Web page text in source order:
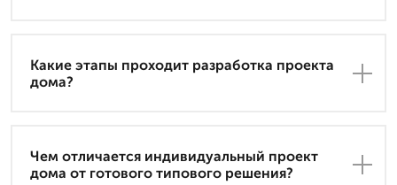
Какие этапы проходит разработка проекта
дома?
Чем отличается индивидуальный проект
дома от готового типового решения?